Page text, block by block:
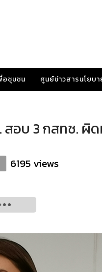
อชุมชน ศูนย์ข่าวสารนโยบ
อบ 3 กสทช. ผิ
6195 views